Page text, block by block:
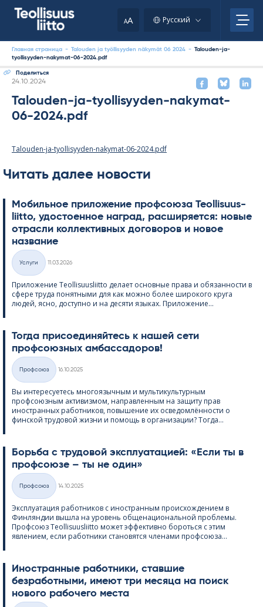
AA Русский
Главная страница - Talouden ja työllisyyden näkymät 06 2024 - Talouden-ja-
tyollisyyden-nakymat-06-2024.pdf
Поделиться
Kirjoitettu
24.10.2024
Talouden-ja-tyollisyyden-nakymat-
06-2024.pdf
Talouden-ja-tyollisyyden-nakymat-06-2024.pdf
Читать далее новости
Мобильное приложение профсоюза Teol­li­suus­
liitto, удостоенное наград, расширяется: новые
отрасли коллективных договоров и новое
название
Категории
Услуги
11.03.2026
Приложение Teol­li­suus­liitto делает основные права и обязанности в
сфере труда понятными для как можно более широкого круга
людей, ясно, доступно и на десяти языках. Приложение...
Тогда присоединяйтесь к нашей сети
профсоюзных амбассадоров!
Категории
Профсоюз
16.10.2025
Вы интересуетесь многоязычным и мультикультурным
профсоюзным активизмом, направленным на защиту прав
иностранных работников, повышение их осведомлённости о
финской трудовой жизни и помощь в организации? Тогда...
Борьба с трудовой эксплуатацией: «Если ты в
профсоюзе – ты не один»
Категории
Профсоюз
14.10.2025
Эксплуатация работников с иностранным происхождением в
Финляндии вышла на уровень общенациональной проблемы.
Профсоюз Teol­li­suus­liitto может эффективно бороться с этим
явлением, если работники становятся членами профсоюза...
Иностранные работники, ставшие
безработными, имеют три месяца на поиск
нового рабочего места